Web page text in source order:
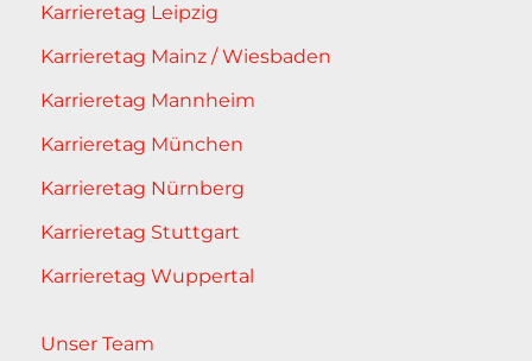
Karrieretag Leipzig
Karrieretag Mainz / Wiesbaden
Karrieretag Mannheim
Karrieretag München
Karrieretag Nürnberg
Karrieretag Stuttgart
Karrieretag Wuppertal
Unser Team